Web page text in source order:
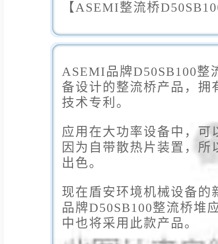
【ASEMI整流桥
ASEMI品牌D50SB100整
备设计的整流桥产品，
技术专利。
应用在大功率设备中，
因为自带散热片装置，
出色。
现在盾安环境机械设备
品牌D50SB100整流桥堆
中也将采用此款产品。